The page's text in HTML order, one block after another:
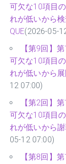
可欠な10項目
れが低いから
QUE(2026-05-
【第9回】
可欠な10項目
れが低いから
12 07:00)
【第2回】
可欠な10項目
れが低いから
05-12 07:00)
【第8回】